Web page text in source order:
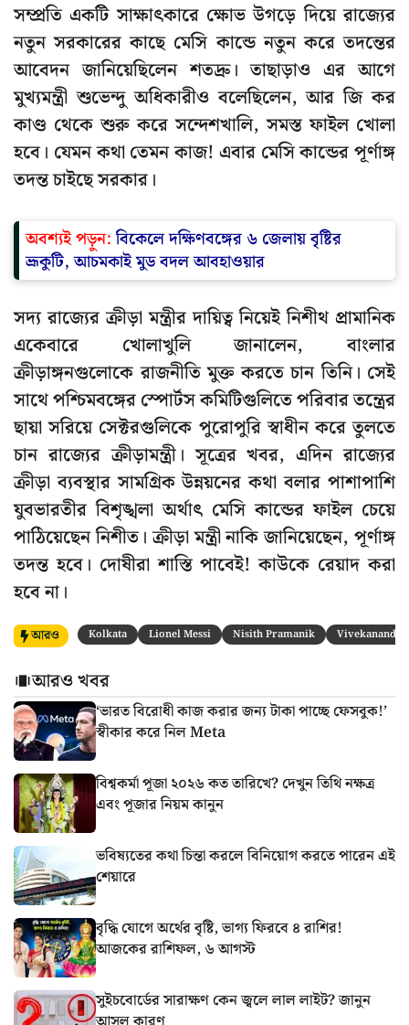
সম্প্রতি একটি সাক্ষাৎকারে ক্ষোভ উগড়ে দিয়ে রাজ্যের
নতুন সরকারের কাছে মেসি কান্ডে নতুন করে তদন্তের
আবেদন জানিয়েছিলেন শতদ্রু। তাছাড়াও এর আগে
মুখ্যমন্ত্রী শুভেন্দু অধিকারীও বলেছিলেন, আর জি কর
কাণ্ড থেকে শুরু করে সন্দেশখালি, সমস্ত ফাইল খোলা
হবে। যেমন কথা তেমন কাজ! এবার মেসি কান্ডের পূর্ণাঙ্গ
তদন্ত চাইছে সরকার।
অবশ্যই পড়ুন:বিকেলে দক্ষিণবঙ্গের ৬ জেলায় বৃষ্টির
ভ্রূকুটি, আচমকাই মুড বদল আবহাওয়ার
সদ্য রাজ্যের ক্রীড়া মন্ত্রীর দায়িত্ব নিয়েই নিশীথ প্রামানিক
একেবারে খোলাখুলি জানালেন, বাংলার
ক্রীড়াঙ্গনগুলোকে রাজনীতি মুক্ত করতে চান তিনি। সেই
সাথে পশ্চিমবঙ্গের স্পোর্টস কমিটিগুলিতে পরিবার তন্ত্রের
ছায়া সরিয়ে সেক্টরগুলিকে পুরোপুরি স্বাধীন করে তুলতে
চান রাজ্যের ক্রীড়ামন্ত্রী। সূত্রের খবর, এদিন রাজ্যের
ক্রীড়া ব্যবস্থার সামগ্রিক উন্নয়নের কথা বলার পাশাপাশি
যুবভারতীর বিশৃঙ্খলা অর্থাৎ মেসি কান্ডের ফাইল চেয়ে
পাঠিয়েছেন নিশীত। ক্রীড়া মন্ত্রী নাকি জানিয়েছেন, পূর্ণাঙ্গ
তদন্ত হবে। দোষীরা শাস্তি পাবেই! কাউকে রেয়াদ করা
হবে না।
আরও Kolkata Lionel Messi Nisith Pramanik Vivekananda
আরও খবর
‘ভারত বিরোধী কাজ করার জন্য টাকা পাচ্ছে ফেসবুক!’
স্বীকার করে নিল Meta
বিশ্বকর্মা পূজা ২০২৬ কত তারিখে? দেখুন তিথি নক্ষত্র
এবং পূজার নিয়ম কানুন
ভবিষ্যতের কথা চিন্তা করলে বিনিয়োগ করতে পারেন এই
শেয়ারে
বৃদ্ধি যোগে অর্থের বৃষ্টি, ভাগ্য ফিরবে ৪ রাশির!
আজকের রাশিফল, ৬ আগস্ট
সুইচবোর্ডের সারাক্ষণ কেন জ্বলে লাল লাইট? জানুন